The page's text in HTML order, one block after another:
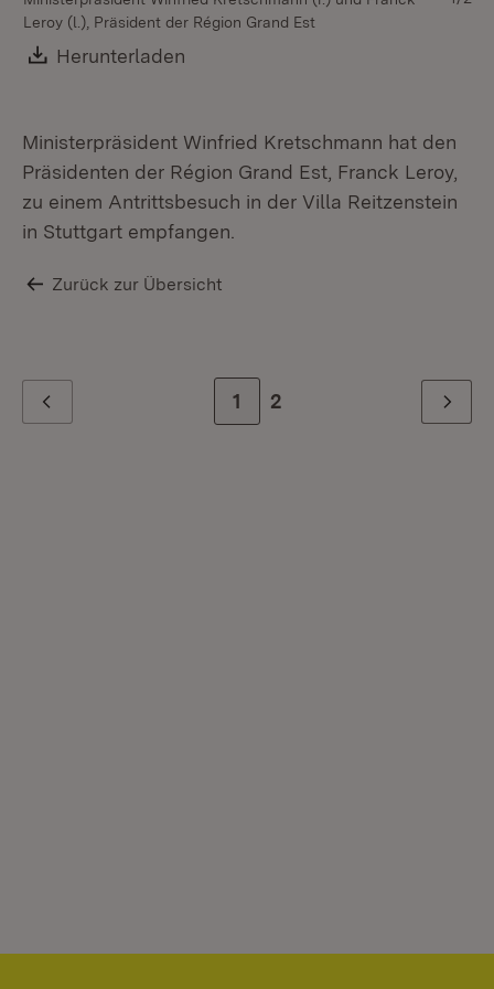
Leroy (l.), Präsident der Région Grand Est
Download:
Herunterladen
Ministerpräsident Winfried Kretschmann hat den
Präsidenten der Région Grand Est, Franck Leroy,
zu einem Antrittsbesuch in der Villa Reitzenstein
in Stuttgart empfangen.
Zurück zur Übersicht
Zur Seite
1 Zur letzten Seite
2 Weiter